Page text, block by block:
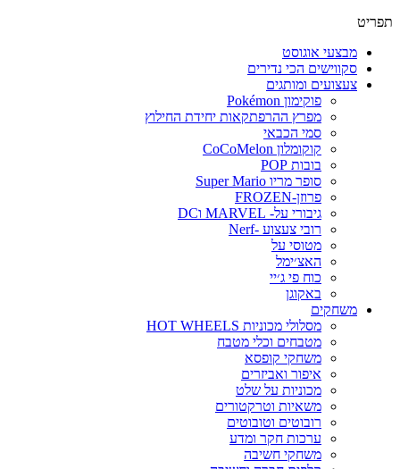
מבצעי אוגוסט
סקווישים הכי נדירים
צעצועים ומותגים
פוקימון Pokémon
מפרץ ההרפתקאות יחידת החילוץ
סמי הכבאי
קוקומלון CoCoMelon
בובות POP
סופר מריו Super Mario
פרוזן-FROZEN
גיבורי על- MARVEL וDC
רובי צעצוע -Nerf
מטוסי על
האצ׳ימל
כוח פי ג׳יי
באקוגן
משחקים
מסלולי מכוניות HOT WHEELS
מטבחים וכלי מטבח
משחקי קופסא
איפור ואביזרים
מכוניות על שלט
משאיות וטרקטורים
רובוטים וטובוטים
ערכות חקר ומדע
משחקי חשיבה